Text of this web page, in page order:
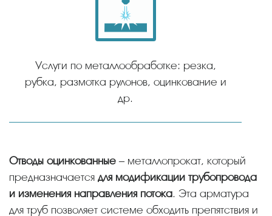
Услуги по металлообработке: резка,
рубка, размотка рулонов, оцинкование и
др.
Отводы оцинкованные – металлопрокат, который
предназначается для модификации трубопровода
и изменения направления потока. Эта арматура
для труб позволяет системе обходить препятствия и